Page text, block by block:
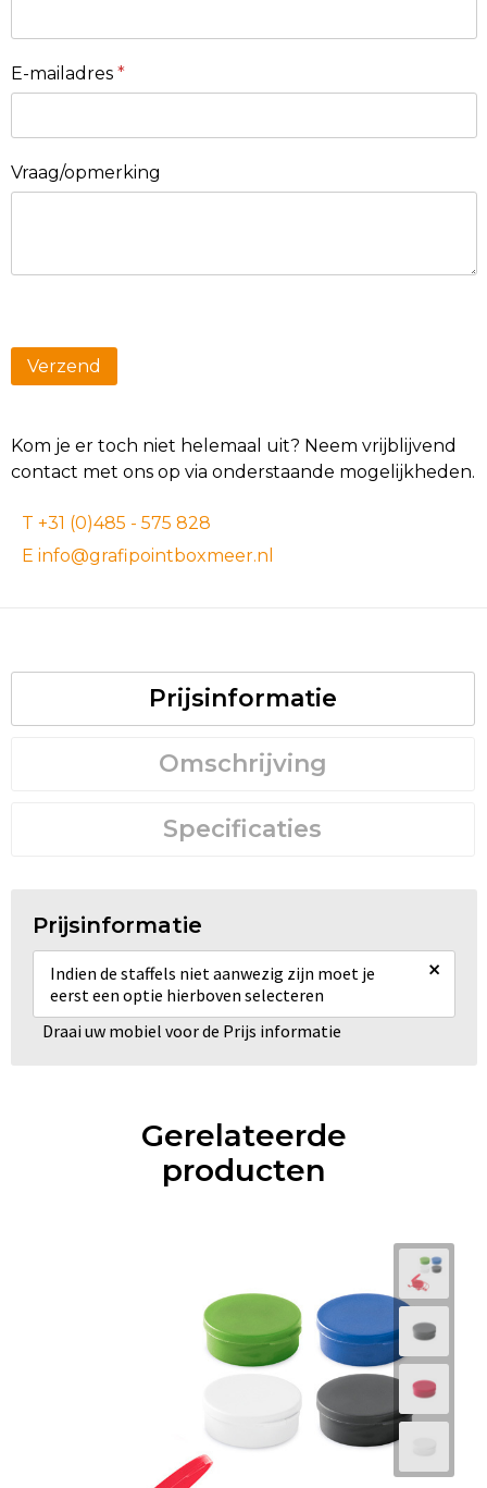
E-mailadres *
Vraag/opmerking
Kom je er toch niet helemaal uit? Neem vrijblijvend
contact met ons op via onderstaande mogelijkheden.
T +31 (0)485 - 575 828
E info@grafipointboxmeer.nl
Prijsinformatie
Omschrijving
Specificaties
Prijsinformatie
Indien de staffels niet aanwezig zijn moet je
eerst een optie hierboven selecteren
×
Draai uw mobiel voor de Prijs informatie
Gerelateerde
producten